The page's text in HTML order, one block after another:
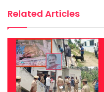
Related Articles